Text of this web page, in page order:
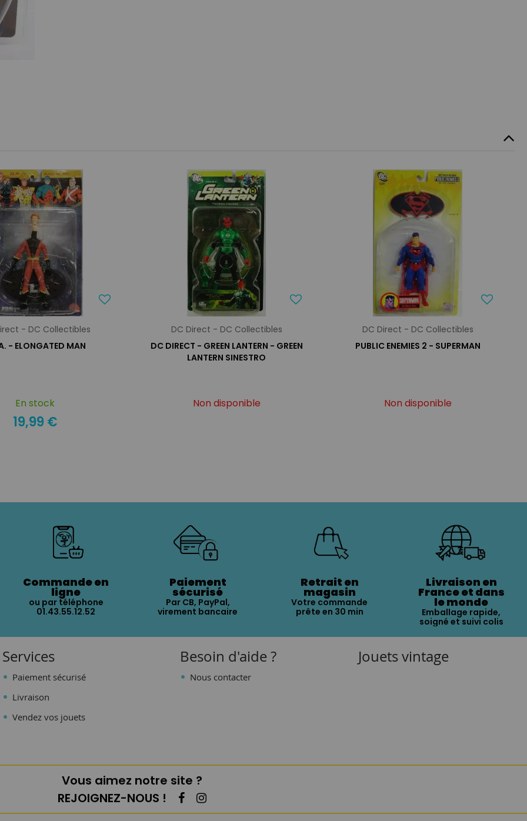
- DC Collectibles
- ELONGATED MAN
En stock
19,99 €
DC Direct - DC Collectibles
DC DIRECT - GREEN LANTERN - GREEN
LANTERN SINESTRO
Non disponible
DC Direct - DC Collectibles
PUBLIC ENEMIES 2 - SUPERMAN
Non disponible
Commande en
ligne
ou par téléphone
01.43.55.12.52
Paiement
sécurisé
Par CB, PayPal,
virement bancaire
Retrait en
magasin
Votre commande
prête en 30 min
Livraison en
France et dans
le monde
Emballage rapide,
soigné et suivi colis
Services
Paiement sécurisé
Livraison
Vendez vos jouets
Besoin d'aide ?
Nous contacter
Jouets vintage
Vous aimez notre site ?
REJOIGNEZ-NOUS !